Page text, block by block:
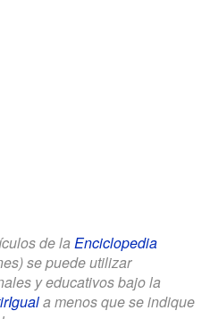
de la Enciclopedia
se puede utilizar
y educativos bajo la
a menos que se indique